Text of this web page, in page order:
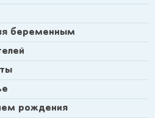
беременным
рождения